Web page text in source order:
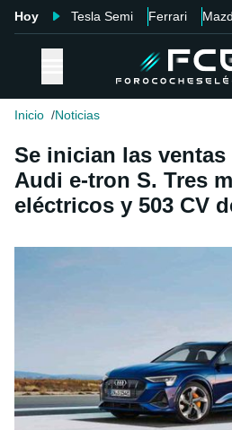
Hoy Tesla Semi Ferrari
Inicio Noticias
Se inician las ventas
Audi e-tron S. Tres
eléctricos y 503 CV